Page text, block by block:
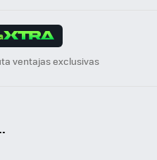
ventajas exclusivas